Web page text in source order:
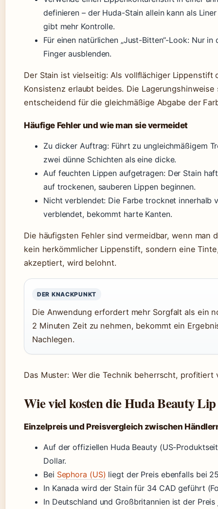
definieren – der Huda-Stain allein kann als
gibt mehr Kontrolle.
Für einen natürlichen „Just-Bitten“-Look: Nur
Finger ausblenden.
Der Stain ist vielseitig: Als vollflächiger Lippenstift
Konsistenz erlaubt beides. Die
entscheidend für die gleichmäßige Abgabe der
Häufige Fehler und wie man sie vermeidet
Zu dicker Auftrag: Führt zu ungleichmäßigem
zwei dünne Schichten als eine dicke.
Auf feuchten Lippen aufgetragen: Der Stain
auf trockenen, sauberen Lippen beginnen.
Nicht verblendet: Die Farbe trocknet innerhalb
verblendet, bekommt harte Kanten.
Die häufigsten Fehler sind vermeidbar, wenn man
kein herkömmlicher Lippenstift, sondern eine
akzeptiert, wird belohnt.
DER KNACKPUNKT
Die Anwendung erfordert mehr Sorgfalt als ein
2 Minuten Zeit zu nehmen, bekommt ein
Nachlegen.
Das Muster: Wer die Technik beherrscht,
Wie viel kosten die Huda Beauty
Einzelpreis und Preisvergleich zwischen
Auf der offiziellen Huda Beauty (US-
Dollar.
Bei Sephora (US) liegt der Preis ebenfalls bei
In Kanada wird der Stain für 34 CAD geführt
In Deutschland und Großbritannien ist der